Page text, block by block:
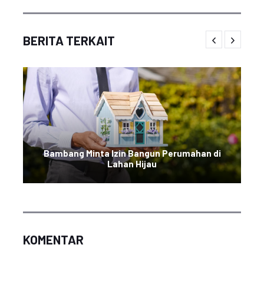
BERITA TERKAIT
Bambang Minta Izin Bangun Perumahan di
Lahan Hijau
KOMENTAR